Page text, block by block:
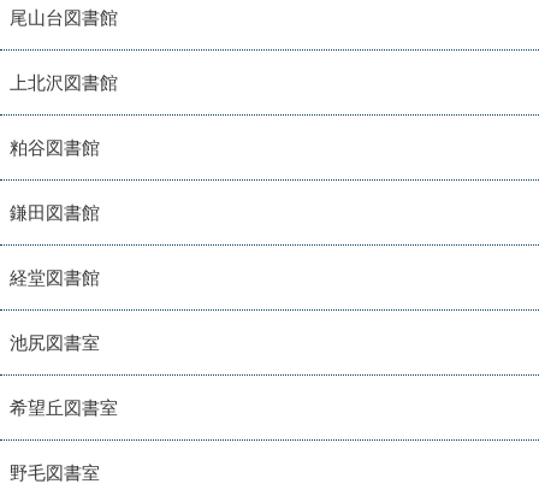
尾山台図書館
上北沢図書館
粕谷図書館
鎌田図書館
経堂図書館
池尻図書室
希望丘図書室
野毛図書室